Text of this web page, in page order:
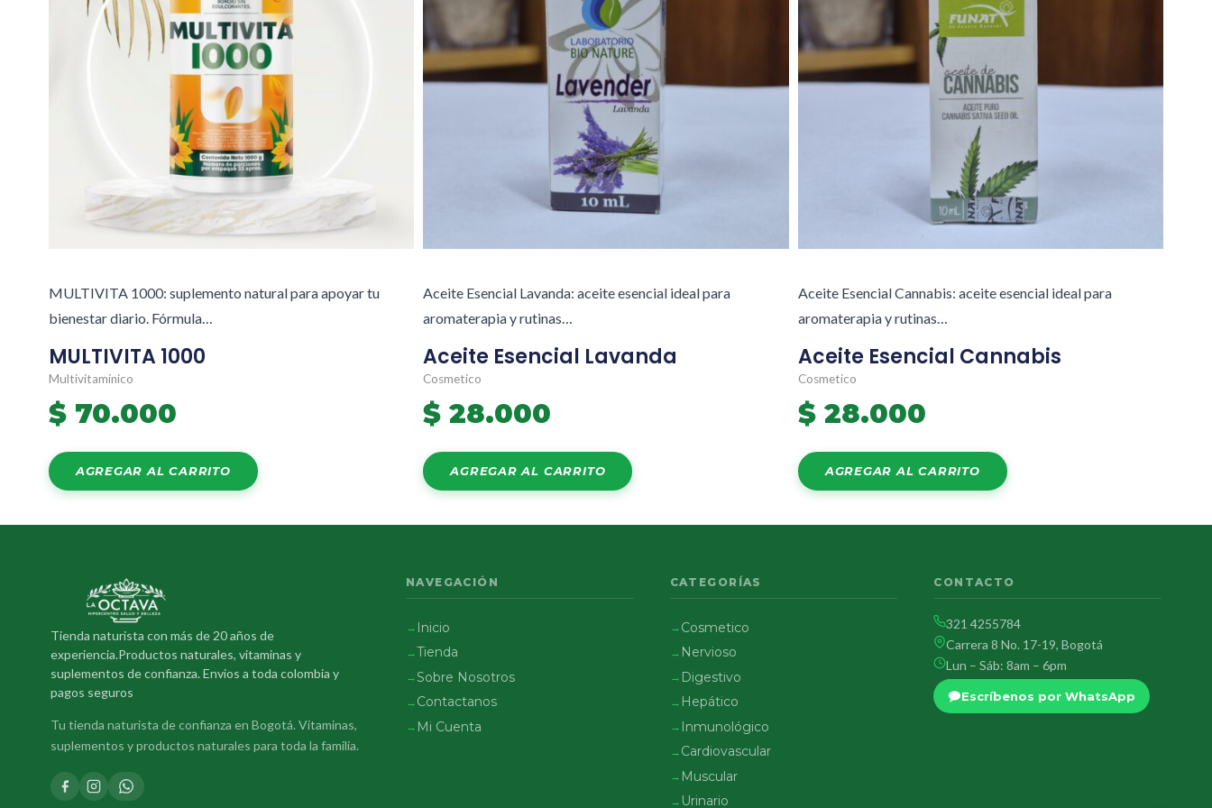
MULTIVITA 1000: suplemento natural para apoyar tu
bienestar diario. Fórmula…
MULTIVITA 1000
Multivitamínico
$70.000
AGREGAR AL CARRITO
Aceite Esencial Lavanda: aceite esencial ideal para
aromaterapia y rutinas…
Aceite Esencial Lavanda
Cosmetico
$ 28.000
AGREGAR AL CARRITO
Aceite Esencial Cannabis: aceite esencial ideal para
aromaterapia y rutinas…
Aceite Esencial Cannabis
Cosmetico
$28.000
AGREGAR AL CARRITO
Tienda naturista con más de 20 años de
experiencia.Productos naturales, vitaminas y
suplementos de confianza. Envios a toda colombia y
pagos seguros
Tu tienda naturista de confianza en Bogotá. Vitaminas,
suplementos y productos naturales para toda la familia.
NAVEGACIÓN
Inicio
Tienda
Sobre Nosotros
Contactanos
Mi Cuenta
CATEGORÍAS
Cosmetico
Nervioso
Digestivo
Hepático
Inmunológico
Cardiovascular
Muscular
Urinario
CONTACTO
321 4255784
Carrera 8 No. 17-19, Bogotá
Lun – Sáb: 8am – 6pm
Escríbenos por WhatsApp